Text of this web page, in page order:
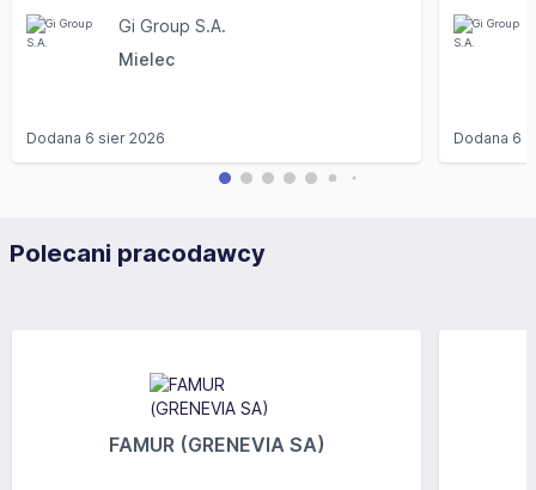
Gi Group S.A.
Mielec
Dodana 6 sier 2026 Dodana 6
Polecani pracodawcy
FAMUR (GRENEVIA SA)